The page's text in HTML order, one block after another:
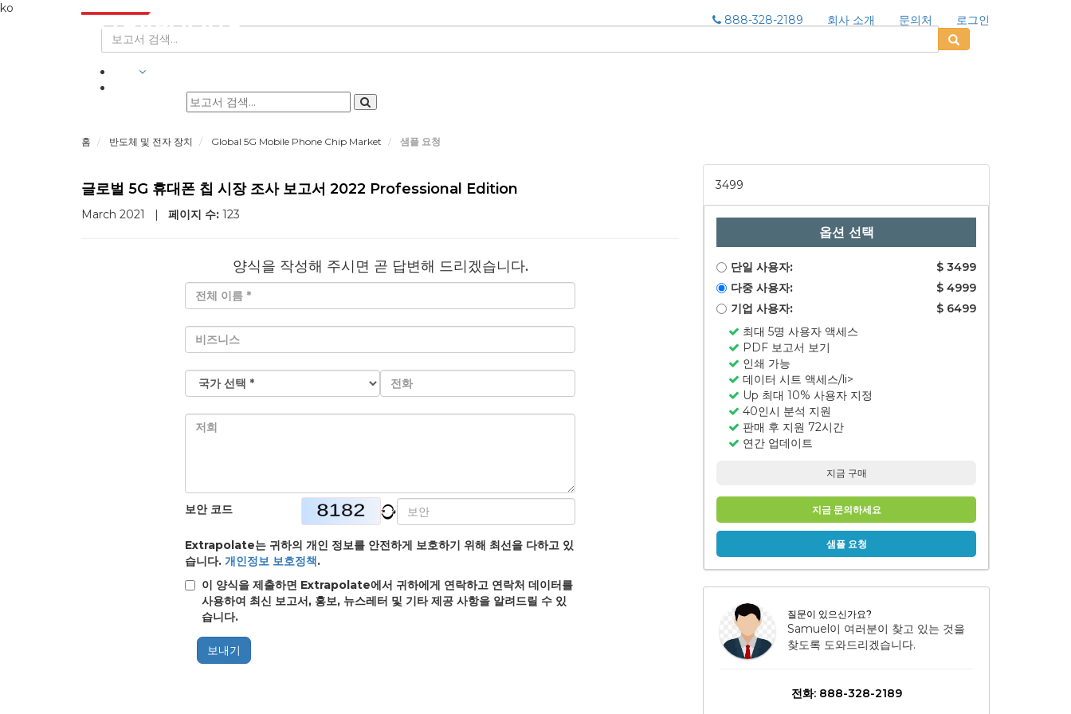
ko
888-328-2189
회사 소개 문의처 로그인
홈 반도체 및 전자 장치 Global 5G Mobile Phone Chip Market 샘플 요청
글로벌 5G 휴대폰 칩 시장 조사 보고서 2022 Professional Edition
March 2021 | 페이지 수: 123
양식을 작성해 주시면 곧 답변해 드리겠습니다.
보안 코드
Extrapolate는 귀하의 개인 정보를 안전하게 보호하기 위해 최선을 다하고 있
습니다. 개인정보 보호정책.
이 양식을 제출하면 Extrapolate에서 귀하에게 연락하고 연락처 데이터를
사용하여 최신 보고서, 홍보, 뉴스레터 및 기타 제공 사항을 알려드릴 수 있
습니다.
보내기
3499
옵션 선택
단일 사용자:
$ 3499
다중 사용자:
$ 4999
기업 사용자:
$ 6499
최대 5명 사용자 액세스
PDF 보고서 보기
인쇄 가능
데이터 시트 액세스/li>
Up 최대 10% 사용자 지정
40인시 분석 지원
판매 후 지원 72시간
연간 업데이트
지금 구매
지금 문의하세요
샘플 요청
질문이 있으신가요?
Samuel이 여러분이 찾고 있는 것을
찾도록 도와드리겠습니다.
전화: 888-328-2189